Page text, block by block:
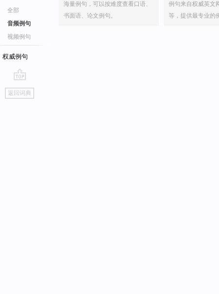
全部
音频例句
视频例句
权威例句
go
top
返回词典
海量例句，可以按难度查看口语、
书面语、论文例句。
例句来自权威英文
等，提供最专业的